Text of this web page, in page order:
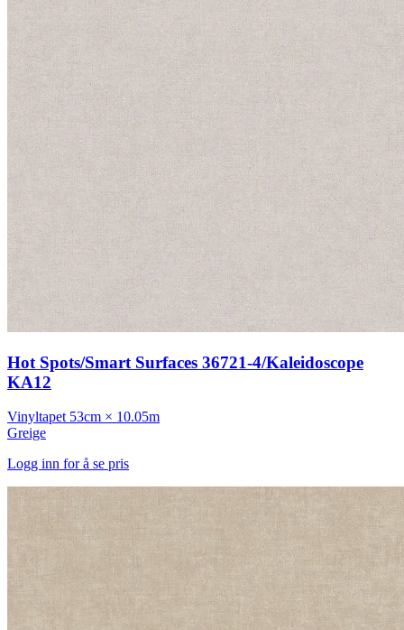
Hot Spots/Smart Surfaces 36721-4/Kaleidoscope
KA12
Vinyltapet 53cm × 10.05m
Greige
Logg inn for å se pris